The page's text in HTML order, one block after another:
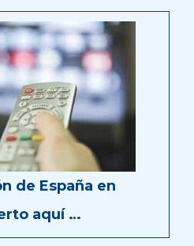
de España en
aquí …